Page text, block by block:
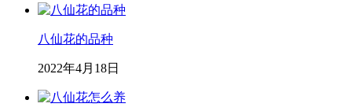
八仙花的品种
2022年4月18日